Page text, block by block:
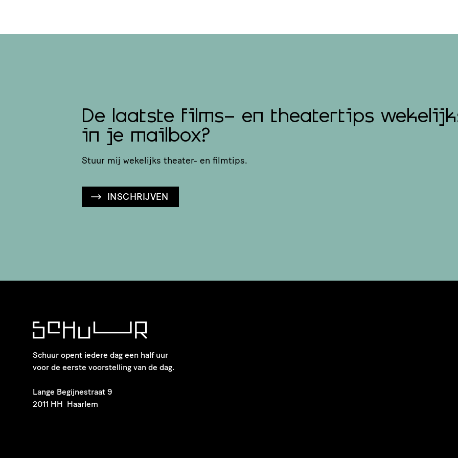
De laatste films- en theatertips
in je mailbox?
Stuur mij wekelijks theater- en filmtips.
INSCHRIJVEN
Schuur opent iedere dag een half uur
voor de eerste voorstelling van de dag.
​Lange Begijnestraat 9
2011 HH Haarlem